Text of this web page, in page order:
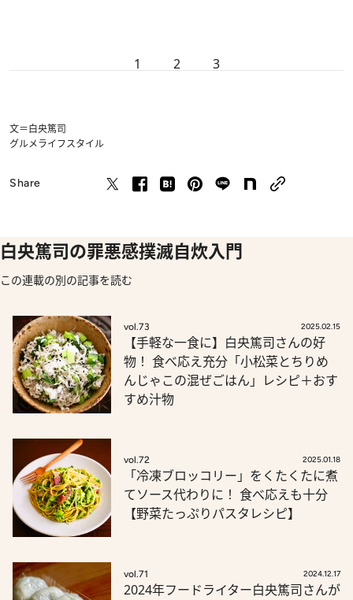
1 2 3
文＝白央篤司
グルメライフスタイル
Share
白央篤司の罪悪感撲滅自炊入門
この連載の別の記事を読む
vol.73 2025.02.15
【手軽な一食に】白央篤司さんの好
物！ 食べ応え充分「小松菜とちりめ
んじゃこの混ぜごはん」レシピ＋おす
すめ汁物
vol.72 2025.01.18
「冷凍ブロッコリー」をくたくたに煮
てソース代わりに！ 食べ応えも十分
【野菜たっぷりパスタレシピ】
vol.71 2024.12.17
2024年フードライター白央篤司さんが